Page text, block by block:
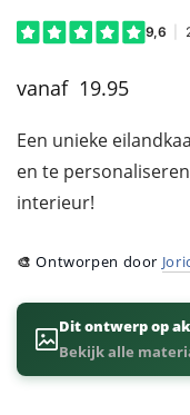
19.95
Een unieke
en te
interieur!
🎨Ontworpen door
Dit ontwerp op
Bekijk alle